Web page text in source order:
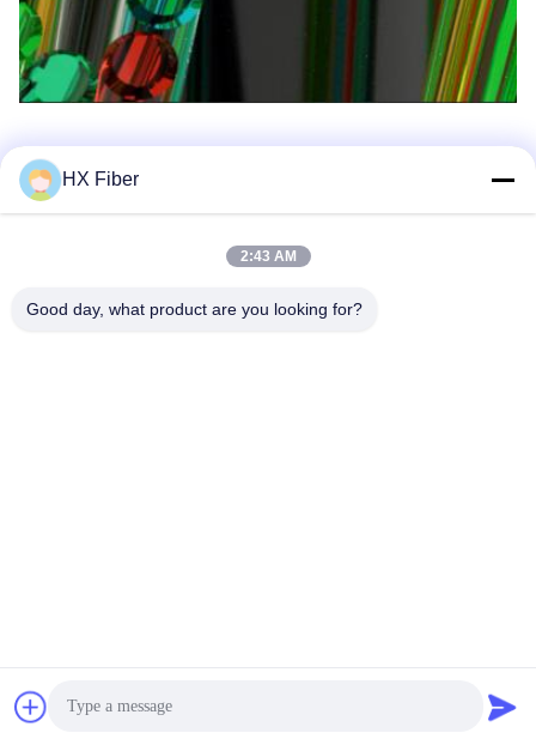
Υψηλή μηχανική αντοχή, βελτιώνει την αντοχή εφελκυσμού των
οπτικών καλωδίων
HX Fiber
2:43 AM
Good day, what product are you looking for?